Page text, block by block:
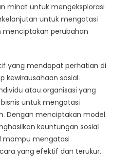
minat untuk mengeksplorasi
untuk mengatasi
menciptakan perubahan
yang mendapat perhatian di
kewirausahaan sosial.
atau organisasi yang
untuk mengatasi
Dengan menciptakan model
keuntungan sosial
mampu mengatasi
yang efektif dan terukur.